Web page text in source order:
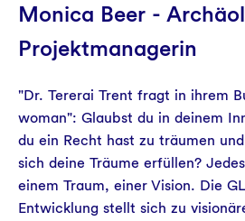
Monica Beer -
Projektmanagerin
"Dr. Tererai Trent fragt in ihrem
woman": Glaubst du in deinem
du ein Recht hast zu träumen
sich deine Träume erfüllen?
einem Traum, einer Vision. Die
Entwicklung stellt sich zu